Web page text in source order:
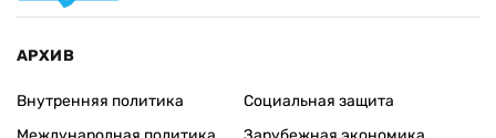
АРХИВ
Внутренняя политика
Социальная защита